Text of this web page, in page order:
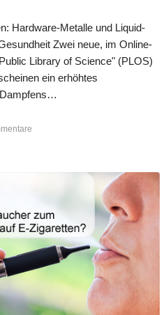
Hardware-Metalle und Liquid-
Zwei neue, im Online-
Library of Science" (PLOS)
ein erhöhtes